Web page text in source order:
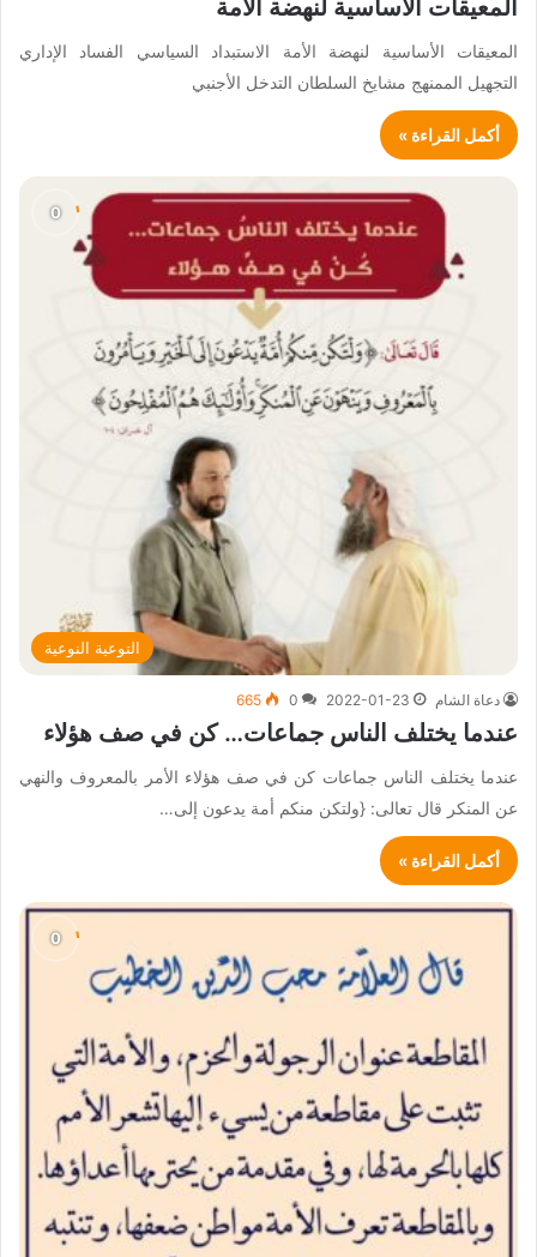
المعيقات الأساسية لنهضة الأمة
المعيقات الأساسية لنهضة الأمة الاستبداد السياسي الفساد الإداري
التجهيل الممنهج مشايخ السلطان التدخل الأجنبي
أكمل القراءة »
التوعية النوعية
دعاة الشام 2022-01-23
0
665
عندما يختلف الناس جماعات… كن في صف هؤلاء
عندما يختلف الناس جماعات كن في صف هؤلاء الأمر بالمعروف والنهي
عن المنكر قال تعالى: {ولتكن منكم أمة يدعون إلى…
أكمل القراءة »